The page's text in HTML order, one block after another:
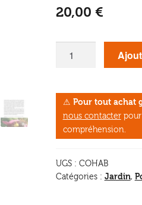
20,00 €
avec
sauvage
⚠ Pour tout achat
nous contacterpour
compréhension.
UGS : COHAB
Catégories : Jardin,